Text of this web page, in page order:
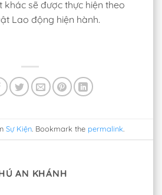
khác sẽ được thực hiện theo
Lao động hiện hành.
Sự Kiện . Bookmark the permalink
AN KHÁNH